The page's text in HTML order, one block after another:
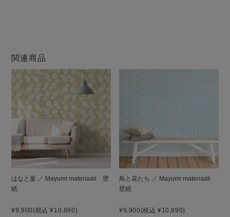
関連商品
はなと葉 ／ Mayumi materiaali 壁
紙
¥9,900(税込 ¥10,890)
鳥と花たち ／ Mayumi materiaali
壁紙
¥9,900(税込 ¥10,890)